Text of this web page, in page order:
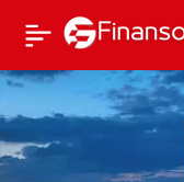
Varlık Barışı Teklifi
komisyondan geçti